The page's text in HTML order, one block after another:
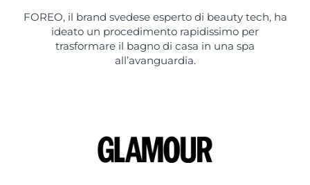
FOREO, il brand svedese esperto di beauty tech, ha
ideato un procedimento rapidissimo per
trasformare il bagno di casa in una spa
all’avanguardia.